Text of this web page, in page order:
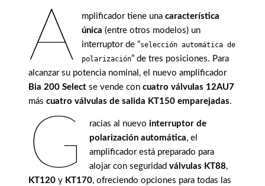
A mplificador tiene unacaracterística
única (entre otros modelos) un
interruptor de “selección automática de
polarización” de tres posiciones. Para
alcanzar su potencia nominal, el nuevo amplificador
Bia 200 Select se vende con cuatro válvulas 12AU7
más cuatro válvulas de salida KT150 emparejadas.
G racias al nuevointerruptor de
polarización automática, el
amplificador está preparado para
alojar con seguridadválvulas KT88,
KT120 y KT170, ofreciendo opciones para todas las